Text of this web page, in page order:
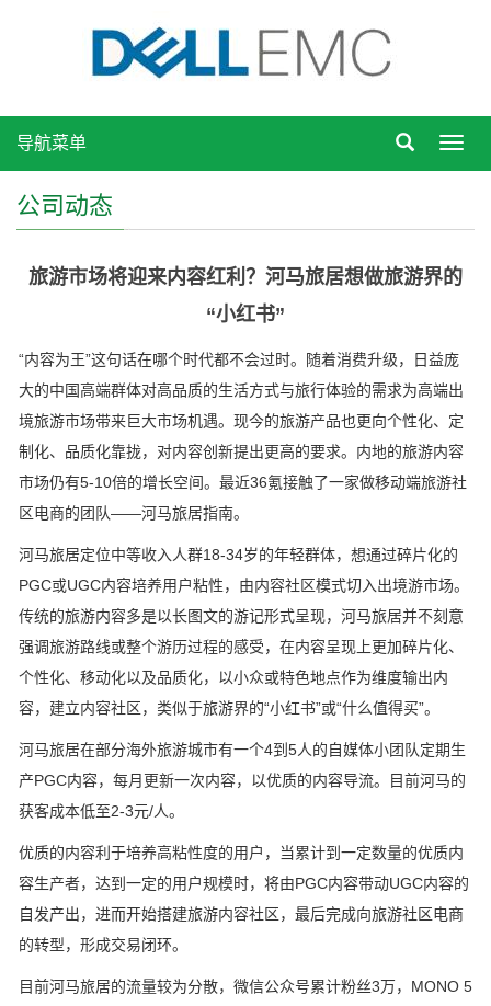
导航菜单
公司动态
旅游市场将迎来内容红利？河马旅居想做旅游界的
“小红书”
“内容为王”这句话在哪个时代都不会过时。随着消费升级，日益庞
大的中国高端群体对高品质的生活方式与旅行体验的需求为高端出
境旅游市场带来巨大市场机遇。现今的旅游产品也更向个性化、定
制化、品质化靠拢，对内容创新提出更高的要求。内地的旅游内容
市场仍有5-10倍的增长空间。最近36氪接触了一家做移动端旅游社
区电商的团队——河马旅居指南。
河马旅居定位中等收入人群18-34岁的年轻群体，想通过碎片化的
PGC或UGC内容培养用户粘性，由内容社区模式切入出境游市场。
传统的旅游内容多是以长图文的游记形式呈现，河马旅居并不刻意
强调旅游路线或整个游历过程的感受，在内容呈现上更加碎片化、
个性化、移动化以及品质化，以小众或特色地点作为维度输出内
容，建立内容社区，类似于旅游界的“小红书”或“什么值得买”。
河马旅居在部分海外旅游城市有一个4到5人的自媒体小团队定期生
产PGC内容，每月更新一次内容，以优质的内容导流。目前河马的
获客成本低至2-3元/人。
优质的内容利于培养高粘性度的用户，当累计到一定数量的优质内
容生产者，达到一定的用户规模时，将由PGC内容带动UGC内容的
自发产出，进而开始搭建旅游内容社区，最后完成向旅游社区电商
的转型，形成交易闭环。
目前河马旅居的流量较为分散，微信公众号累计粉丝3万，MONO 5